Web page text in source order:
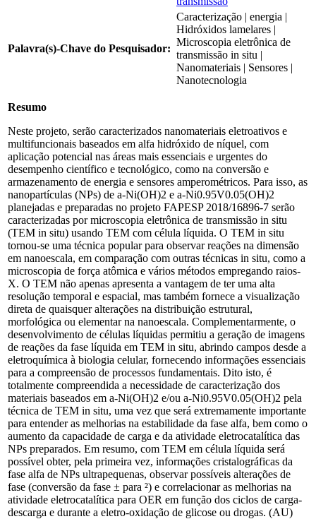
Palavra(s)-Chave do Pesquisador:
Caracterização | energia |
Hidróxidos lamelares |
Microscopia eletrônica de
transmissão in situ |
Nanomateriais | Sensores |
Nanotecnologia
Resumo
Neste projeto, serão caracterizados nanomateriais eletroativos e
multifuncionais baseados em alfa hidróxido de níquel, com
aplicação potencial nas áreas mais essenciais e urgentes do
desempenho científico e tecnológico, como na conversão e
armazenamento de energia e sensores amperométricos. Para isso, as
nanopartículas (NPs) de a-Ni(OH)2 e a-Ni0.95V0.05(OH)2
planejadas e preparadas no projeto FAPESP 2018/16896-7 serão
caracterizadas por microscopia eletrônica de transmissão in situ
(TEM in situ) usando TEM com célula líquida. O TEM in situ
tornou-se uma técnica popular para observar reações na dimensão
em nanoescala, em comparação com outras técnicas in situ, como a
microscopia de força atômica e vários métodos empregando raios-
X. O TEM não apenas apresenta a vantagem de ter uma alta
resolução temporal e espacial, mas também fornece a visualização
direta de quaisquer alterações na distribuição estrutural,
morfológica ou elementar na nanoescala. Complementarmente, o
desenvolvimento de células líquidas permitiu a geração de imagens
de reações da fase líquida em TEM in situ, abrindo campos desde a
eletroquímica à biologia celular, fornecendo informações essenciais
para a compreensão de processos fundamentais. Dito isto, é
totalmente compreendida a necessidade de caracterização dos
materiais baseados em a-Ni(OH)2 e/ou a-Ni0.95V0.05(OH)2 pela
técnica de TEM in situ, uma vez que será extremamente importante
para entender as melhorias na estabilidade da fase alfa, bem como o
aumento da capacidade de carga e da atividade eletrocatalítica das
NPs preparados. Em resumo, com TEM em célula líquida será
possível obter, pela primeira vez, informações cristalográficas da
fase alfa de NPs ultrapequenas, observar possíveis alterações de
fase (conversão da fase ± para ²) e correlacionar as melhorias na
atividade eletrocatalítica para OER em função dos ciclos de carga-
descarga e durante a eletro-oxidação de glicose ou drogas. (AU)